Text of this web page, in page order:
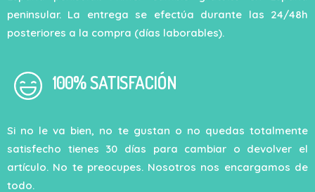
peninsular. La entrega se efectúa durante las 24/48h
posteriores a la compra (días laborables).
100% SATISFACIÓN
Si no le va bien, no te gustan o no quedas totalmente
satisfecho tienes 30 días para cambiar o devolver el
artículo. No te preocupes. Nosotros nos encargamos de
todo.